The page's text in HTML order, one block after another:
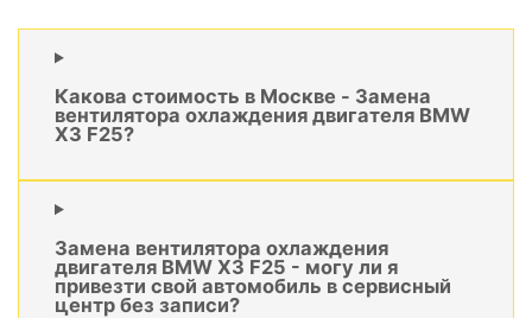
Какова стоимость в Москве - Замена
вентилятора охлаждения двигателя BMW
X3 F25?
Замена вентилятора охлаждения
двигателя BMW X3 F25 - могу ли я
привезти свой автомобиль в сервисный
центр без записи?